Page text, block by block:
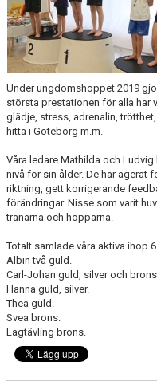
Under ungdomshoppet 2019
största prestationen för alla har
glädje, stress, adrenalin,
hitta i Göteborg m.m.
Våra ledare Mathilda och
nivå för sin ålder. De har agerat
riktning, gett korrigerande
förändringar. Nisse som varit
tränarna och hopparna.
Totalt samlade våra aktiva ihop
Albin två guld.
Carl-Johan guld, silver och
Hanna guld, silver.
Thea guld.
Svea brons.
Lagtävling brons.